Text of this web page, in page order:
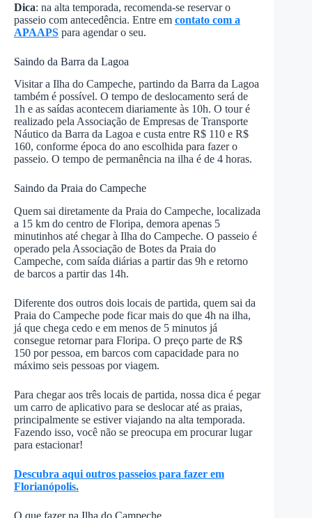
Dica: na alta temporada, recomenda-se reservar o
passeio com antecedência. Entre em contato com a
APAAPS para agendar o seu.
Saindo da Barra da Lagoa
Visitar a Ilha do Campeche, partindo da Barra da Lagoa
também é possível. O tempo de deslocamento será de
1h e as saídas acontecem diariamente às 10h. O tour é
realizado pela Associação de Empresas de Transporte
Náutico da Barra da Lagoa e custa entre R$ 110 e R$
160, conforme época do ano escolhida para fazer o
passeio. O tempo de permanência na ilha é de 4 horas.
Saindo da Praia do Campeche
Quem sai diretamente da Praia do Campeche, localizada
a 15 km do centro de Floripa, demora apenas 5
minutinhos até chegar à Ilha do Campeche. O passeio é
operado pela Associação de Botes da Praia do
Campeche, com saída diárias a partir das 9h e retorno
de barcos a partir das 14h.
Diferente dos outros dois locais de partida, quem sai da
Praia do Campeche pode ficar mais do que 4h na ilha,
já que chega cedo e em menos de 5 minutos já
consegue retornar para Floripa. O preço parte de R$
150 por pessoa, em barcos com capacidade para no
máximo seis pessoas por viagem.
Para chegar aos três locais de partida, nossa dica é pegar
um carro de aplicativo para se deslocar até as praias,
principalmente se estiver viajando na alta temporada.
Fazendo isso, você não se preocupa em procurar lugar
para estacionar!
Descubra aqui outros passeios para fazer em
Florianópolis.